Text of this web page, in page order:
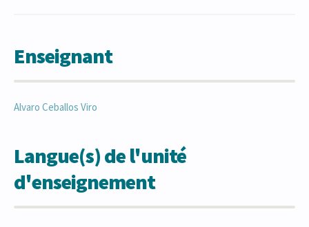
Enseignant
Alvaro Ceballos Viro
Langue(s) de l'unité
d'enseignement